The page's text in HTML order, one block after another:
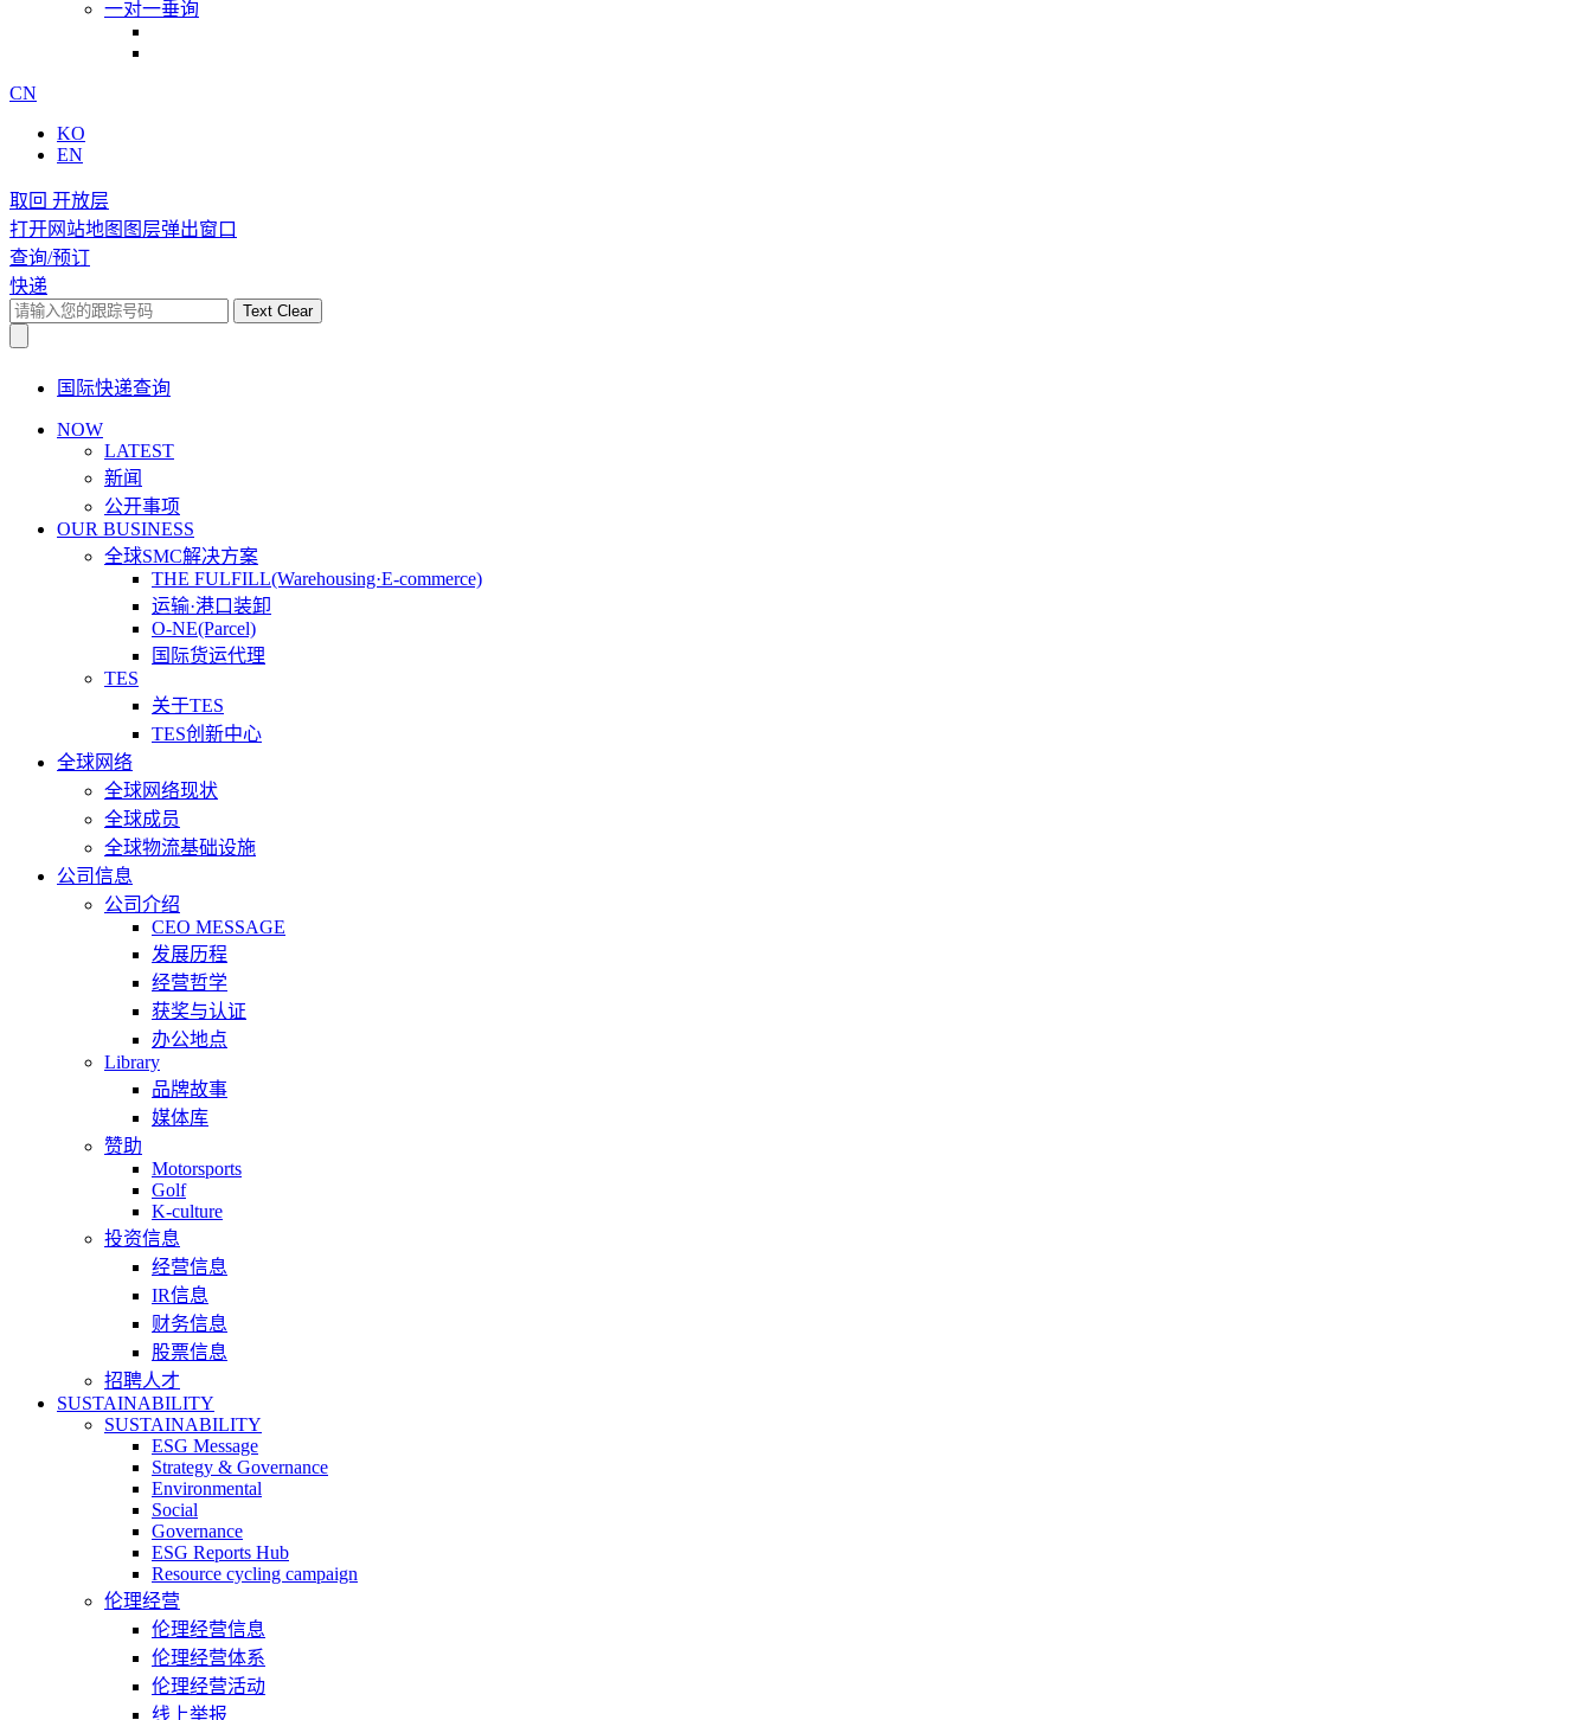
一对一垂询
CN
KO
EN
取回 开放层
打开网站地图图层弹出窗口
查询/预订
快递
Text Clear
国际快递查询
NOW
LATEST
新闻
公开事项
OUR BUSINESS
全球SMC解决方案
THE FULFILL(Warehousing·E-commerce)
运输·港口装卸
O-NE(Parcel)
国际货运代理
TES
关于TES
TES创新中心
全球网络
全球网络现状
全球成员
全球物流基础设施
公司信息
公司介绍
CEO MESSAGE
发展历程
经营哲学
获奖与认证
办公地点
Library
品牌故事
媒体库
赞助
Motorsports
Golf
K-culture
投资信息
经营信息
IR信息
财务信息
股票信息
招聘人才
SUSTAINABILITY
SUSTAINABILITY
ESG Message
Strategy & Governance
Environmental
Social
Governance
ESG Reports Hub
Resource cycling campaign
伦理经营
伦理经营信息
伦理经营体系
伦理经营活动
线上举报